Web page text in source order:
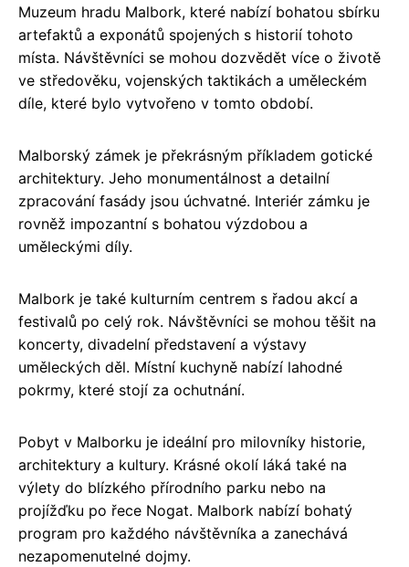
Muzeum hradu Malbork, které nabízí bohatou sbírku
artefaktů a exponátů spojených s historií tohoto
místa. Návštěvníci se mohou dozvědět více o životě
ve středověku, vojenských taktikách a uměleckém
díle, které bylo vytvořeno v tomto období.
Malborský zámek je překrásným příkladem gotické
architektury. Jeho monumentálnost a detailní
zpracování fasády jsou úchvatné. Interiér zámku je
rovněž impozantní s bohatou výzdobou a
uměleckými díly.
Malbork je také kulturním centrem s řadou akcí a
festivalů po celý rok. Návštěvníci se mohou těšit na
koncerty, divadelní představení a výstavy
uměleckých děl. Místní kuchyně nabízí lahodné
pokrmy, které stojí za ochutnání.
Pobyt v Malborku je ideální pro milovníky historie,
architektury a kultury. Krásné okolí láká také na
výlety do blízkého přírodního parku nebo na
projížďku po řece Nogat. Malbork nabízí bohatý
program pro každého návštěvníka a zanechává
nezapomenutelné dojmy.